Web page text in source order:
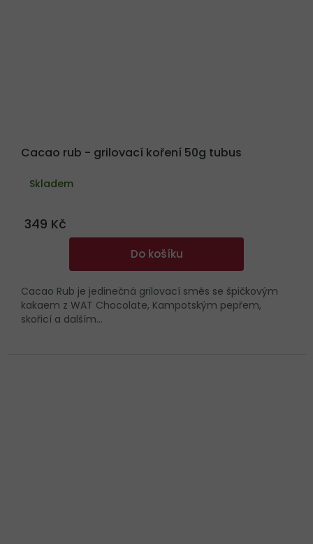
Cacao rub - grilovací koření 50g tubus
Skladem
349 Kč
Do košíku
Cacao Rub je jedinečná grilovací směs se špičkovým
kakaem z WAT Chocolate, Kampotským pepřem,
skořicí a dalším...